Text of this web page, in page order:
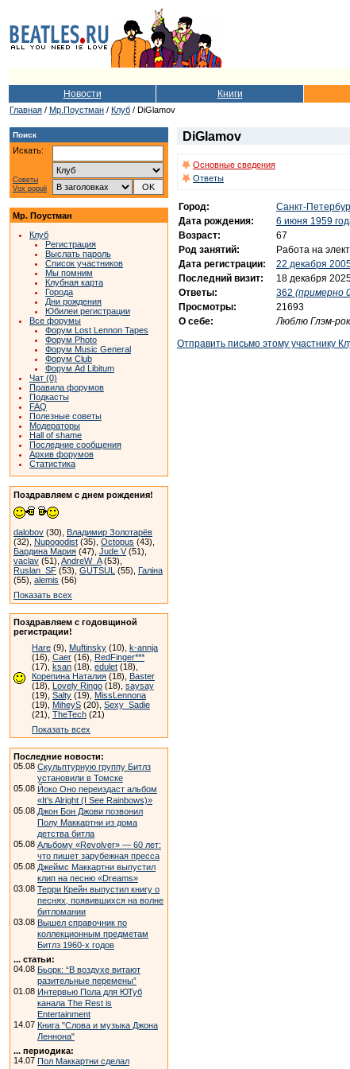
Новости Книги
Главная / Мр.Поустман / Клуб / DiGlamov
Поиск
Искать:
Советы
Vox populi
Мр. Поустман
Клуб
Регистрация
Выслать пароль
Список участников
Мы помним
Клубная карта
Города
Дни рождения
Юбилеи регистрации
Все форумы
Форум Lost Lennon Tapes
Форум Photo
Форум Music General
Форум Club
Форум Ad Libitum
Чат (0)
Правила форумов
Подкасты
FAQ
Полезные советы
Модераторы
Hall of shame
Последние сообщения
Архив форумов
Статистика
Поздравляем с днем рождения!
dalobov (30), Владимир Золотарёв
(32), Nupogodist (35), Octopus (43),
Бардина Мария (47), Jude V(51),
vaclav (51), AndreW_A(53),
Ruslan_SF (53), GUTSUL (55), Галіна
(55), alemis (56)
Показать всех
Поздравляем с годовщиной
регистрации!
Hare (9), Muftinsky (10), k-annja
(16), Caer (16), RedFinger***
(17), ksan (18), edulet (18),
Корепина Наталия (18), Baster
(18), Lovely Ringo (18), saysay
(19), Salty (19), MissLennona
(19), MiheyS (20), Sexy_Sadie
(21), TheTech (21)
Показать всех
Последние новости:
05.08 Скульптурную группу Битлз
установили в Томске
05.08 Йоко Оно переиздаст альбом
«It’s Alright (I See Rainbows)»
05.08 Джон Бон Джови позвонил
Полу Маккартни из дома
детства битла
05.08 Альбому «Revolver» — 60 лет:
что пишет зарубежная пресса
05.08 Джеймс Маккартни выпустил
клип на песню «Dreams»
03.08 Терри Крейн выпустил книгу о
песнях, появившихся на волне
битломании
03.08 Вышел справочник по
коллекционным предметам
Битлз 1960-х годов
... статьи:
04.08 Бьорк: “В воздухе витают
разительные перемены”
01.08 Интервью Пола для ЮТуб
канала The Rest is
Entertainment
14.07 Книга "Слова и музыка Джона
Леннона"
... периодика:
14.07 Пол Маккартни сделал
DiGlamov
Основные сведения
Ответы
Город:
Санкт-
Дата рождения:
6 июня 1959
Возраст:
67
Род занятий:
Работа на
Дата регистрации:
22 декабря
Последний визит:
18 декабря
Ответы:
362 (примерно
Просмотры:
21693
О себе:
Люблю Глэм-
Отправить письмо этому участнику